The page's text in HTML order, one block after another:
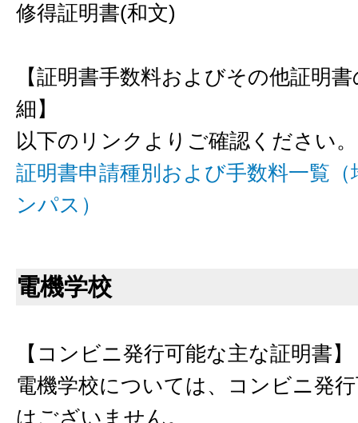
修得証明書(和文)
【証明書手数料およびその他証明
細】
以下のリンクよりご確認ください。
証明書申請種別および手数料一覧
ンパス）
電機学校
【コンビニ発行可能な主な証明書】
電機学校については、コンビニ発
はございません。